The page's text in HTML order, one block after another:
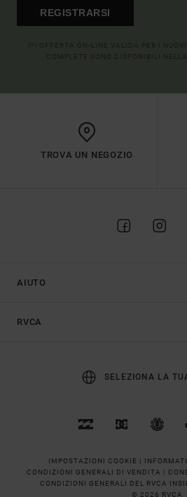
REGISTRARSI
TROVA UN NEGOZIO
AIUTO
RVCA
SELEZIONA LA
IMPOSTAZIONI COOKIE |
CONDIZIONI GENERALI DI VENDITA |
CONDIZIONI GENERALI DEL RVCA
© 2026 RVCA